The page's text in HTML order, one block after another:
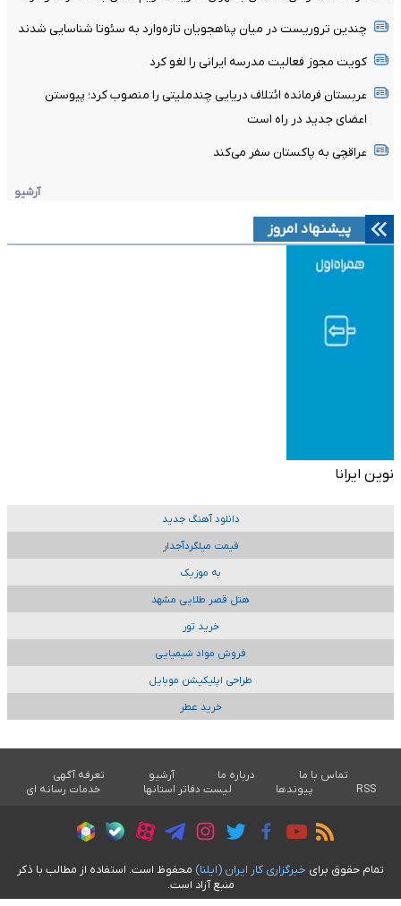
چندین تروریست در میان پناهجویان تازه‌وارد به سئوتا شناسایی شدند
کویت مجوز فعالیت مدرسه ایرانی را لغو کرد
عربستان فرمانده ائتلاف دریایی چندملیتی را منصوب کرد؛ پیوستن
اعضای جدید در راه است
عراقچی به پاکستان سفر می‌کند
آرشیو
پیشنهاد امروز
نوین ایرانا
دانلود آهنگ جدید
قیمت میلگردآجدار
به موزیک
هتل قصر طلایی مشهد
خرید تور
فروش مواد شیمیایی
طراحی اپلیکیشن موبایل
خرید عطر
تماس با ما درباره ما آرشیو
تعرفه آگهی
RSS
پیوندها لیست دفاتر استانها خدمات رسانه ای
تمام حقوق برای خبرگزاری کار ايران (ايلنا) محفوظ است. استفاده از مطالب با ذکر
منبع آزاد است.